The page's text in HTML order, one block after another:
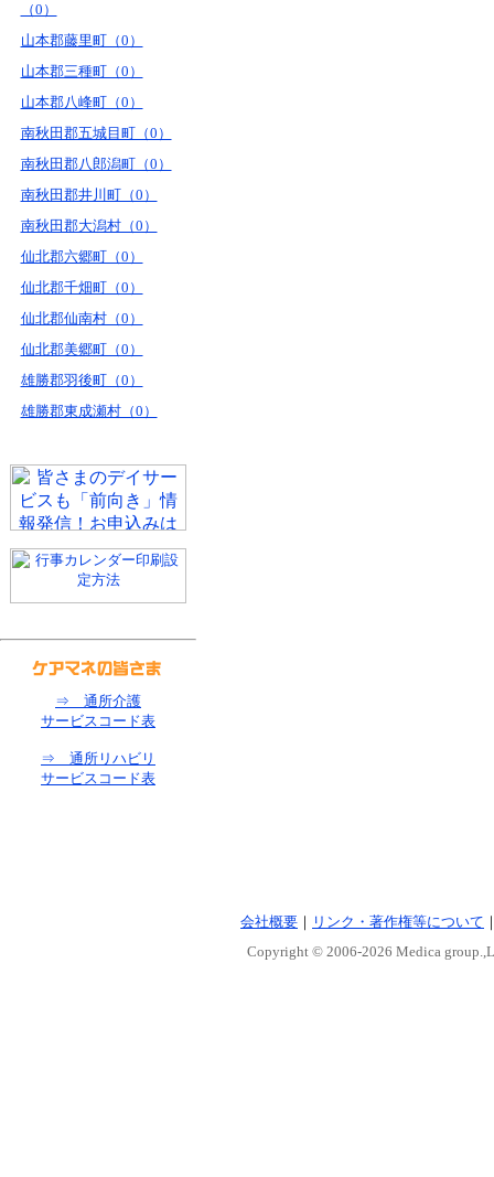
（0）
山本郡藤里町（0）
山本郡三種町（0）
山本郡八峰町（0）
南秋田郡五城目町（0）
南秋田郡八郎潟町（0）
南秋田郡井川町（0）
南秋田郡大潟村（0）
仙北郡六郷町（0）
仙北郡千畑町（0）
仙北郡仙南村（0）
仙北郡美郷町（0）
雄勝郡羽後町（0）
雄勝郡東成瀬村（0）
⇒ 通所介護
サービスコード表
⇒ 通所リハビリ
サービスコード表
会社概要 ｜ リンク・著作権等について
Copyright © 2006-2026 Medica